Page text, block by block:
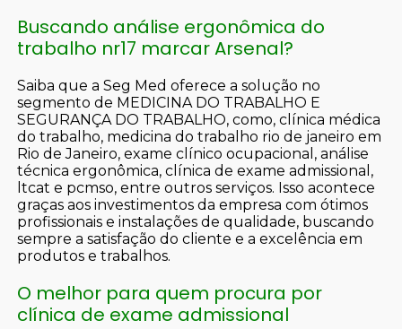
Buscando análise ergonômica do
trabalho nr17 marcar Arsenal?
Saiba que a Seg Med oferece a solução no
segmento de MEDICINA DO TRABALHO E
SEGURANÇA DO TRABALHO, como, clínica médica
do trabalho, medicina do trabalho rio de janeiro em
Rio de Janeiro, exame clínico ocupacional, análise
técnica ergonômica, clínica de exame admissional,
ltcat e pcmso, entre outros serviços. Isso acontece
graças aos investimentos da empresa com ótimos
profissionais e instalações de qualidade, buscando
sempre a satisfação do cliente e a excelência em
produtos e trabalhos.
O melhor para quem procura por
clínica de exame admissional